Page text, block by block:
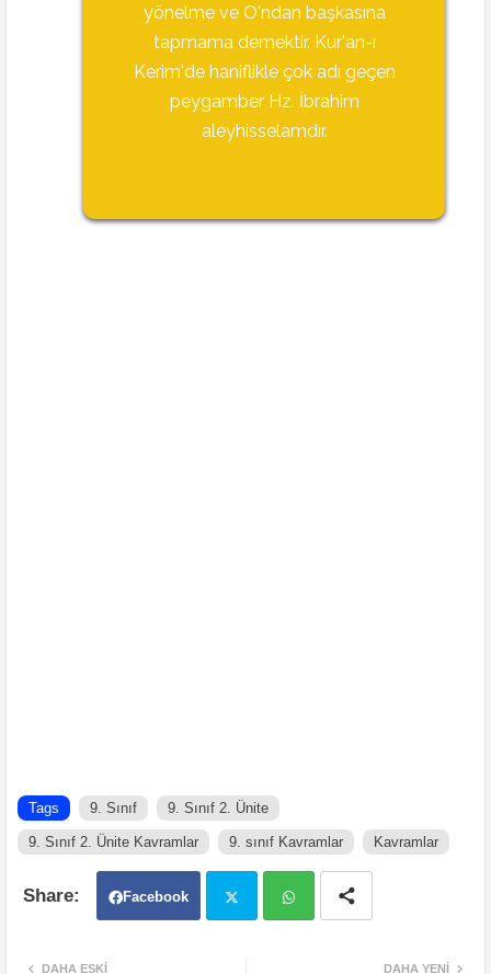
yönelme ve O'ndan başkasına
tapmama demektir. Kur'an-ı
Kerim'de haniflikle çok adı geçen
peygamber Hz. İbrahim
aleyhisselamdır.
Tags 9. Sınıf 9. Sınıf 2. Ünite
9. Sınıf 2. Ünite Kavramlar 9. sınıf Kavramlar Kavramlar
Facebook
DAHA YENI
DAHA ESKI